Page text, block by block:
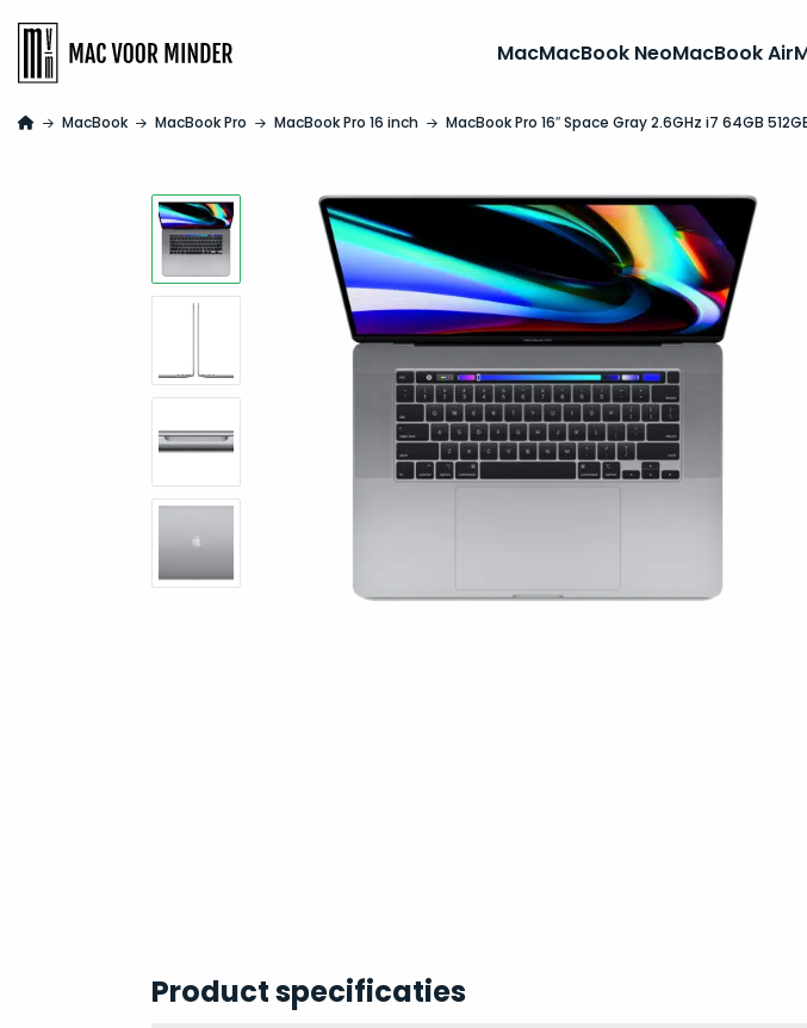
MacMacBook NeoMacBook Air
MacBook MacBook Pro MacBook Pro 16 inch MacBook Pro 16″ Space Gray 2.6GHz i7 64GB
Product specificaties